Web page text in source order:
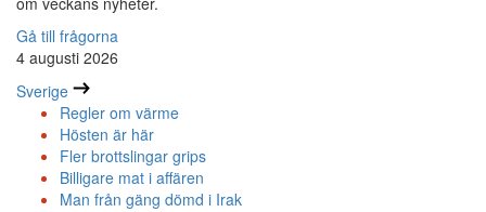
Gå till frågorna
4 augusti 2026
Sverige
Regler om värme
Hösten är här
Fler brottslingar grips
Billigare mat i affären
Man från gäng dömd i Irak